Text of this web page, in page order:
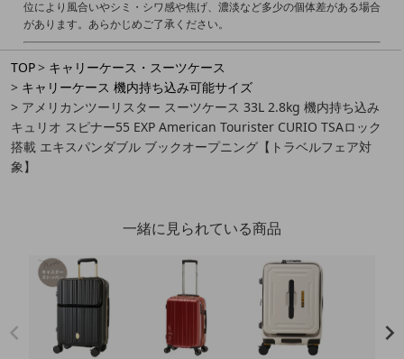
TOP
キャリーケース・スーツケース
キャリーケース 機内持ち込み可能サイズ
アメリカンツーリスター スーツケース 33L 2.8kg 機内持ち込み
キュリオ スピナー55 EXP American Tourister CURIO TSAロック
搭載 エキスパンダブル ブックオープニング【トラベルフェア対
象】
位により風合いやシミ・シワ感や焦げ、濃淡など多少の個体差がある場合
があります。あらかじめご了承ください。
一緒に見られている商品